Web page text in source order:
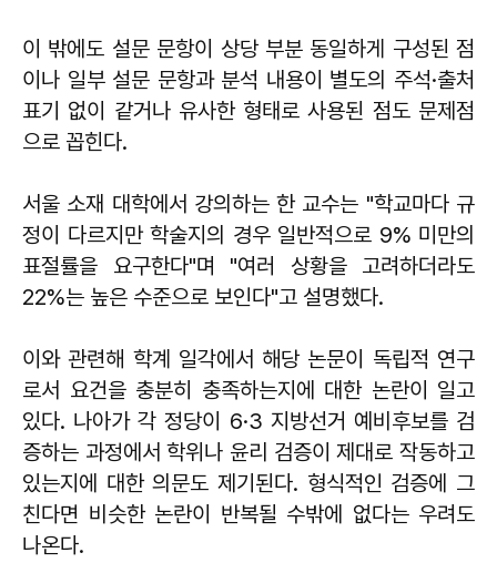
이 밖에도 설문 문항이 상당 부분 동일하게 구성된 점
이나 일부 설문 문항과 분석 내용이 별도의 주석·출처
표기 없이 같거나 유사한 형태로 사용된 점도 문제점
으로 꼽힌다.
서울 소재 대학에서 강의하는 한 교수는 "학교마다 규
정이 다르지만 학술지의 경우 일반적으로 9% 미만의
표절률을 요구한다"며 "여러 상황을 고려하더라도
22%는 높은 수준으로 보인다"고 설명했다.
이와 관련해 학계 일각에서 해당 논문이 독립적 연구
로서 요건을 충분히 충족하는지에 대한 논란이 일고
있다. 나아가 각 정당이 6·3 지방선거 예비후보를 검
증하는 과정에서 학위나 윤리 검증이 제대로 작동하고
있는지에 대한 의문도 제기된다. 형식적인 검증에 그
친다면 비슷한 논란이 반복될 수밖에 없다는 우려도
나온다.